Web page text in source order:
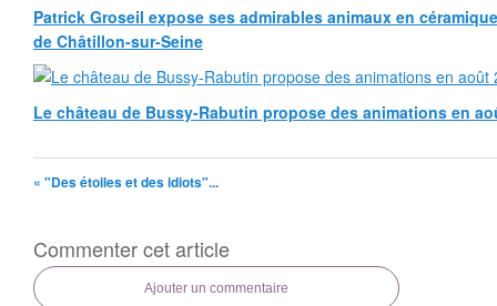
Patrick Groseil expose ses admirables animaux en
de Châtillon-sur-Seine
Le château de Bussy-Rabutin propose des animations en
« "Des étoiles et des idiots"...
Commenter cet article
Ajouter un commentaire